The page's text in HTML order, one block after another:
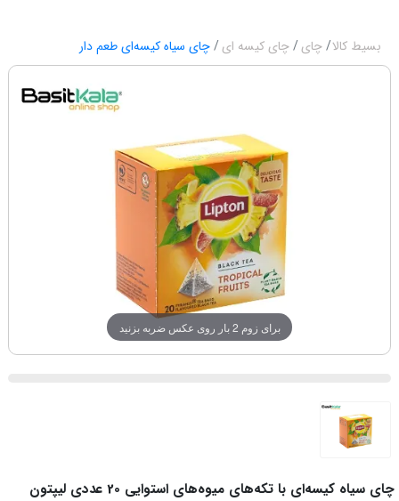
بسیط کالا چای چای کیسه ای چای سیاه کیسه‌ای طعم دار
برای زوم 2 بار روی عکس ضربه بزنید
چای سیاه کیسه‌ای با تکه‌های میوه‌های استوایی 20 عددی لیپتون